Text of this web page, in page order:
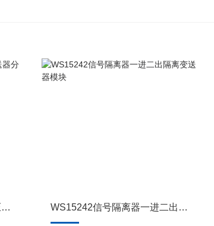
WS15252信号隔离器电流电压变送器分配模块 WS15242信号隔离器一进二出隔离变送器模块